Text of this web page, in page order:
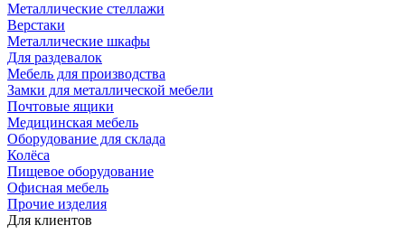
Металлические стеллажи
Верстаки
Металлические шкафы
Для раздевалок
Мебель для производства
Замки для металлической мебели
Почтовые ящики
Медицинская мебель
Оборудование для склада
Колёса
Пищевое оборудование
Офисная мебель
Прочие изделия
Для клиентов